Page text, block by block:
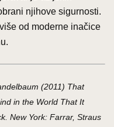
njihove sigurnosti.
od moderne inačice
(2011) That
in the World That It
New York: Farrar, Straus